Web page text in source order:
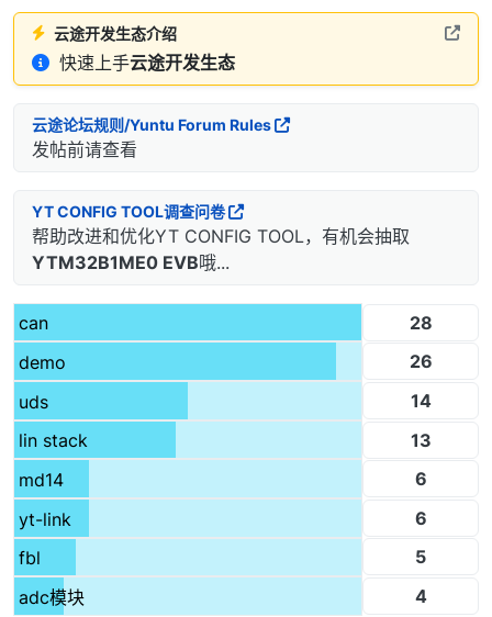
云途开发生态介绍
快速上手云途开发生态
云途论坛规则/Yuntu Forum Rules
发帖前请查看
YT CONFIG TOOL调查问卷
帮助改进和优化YT CONFIG TOOL，有机会抽取
YTM32B1ME0 EVB哦...
can
28
demo
26
uds
14
lin stack
13
md14
6
yt-link
6
fbl
5
adc模块
4